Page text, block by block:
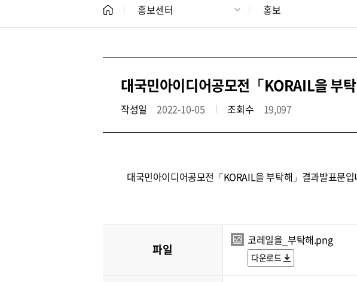
홍보센터 홍보
대국민아이디어공모전「KORAIL을 부
작성일 2022-10-05 조회수 19,097
대국민아이디어공모전「KORAIL을 부탁해」결과발표문입
파일
코레일을_부탁해.png
다운로드